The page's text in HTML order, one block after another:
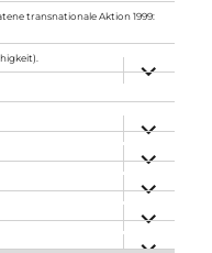
transnationale Aktion 1999:
anzeigen
anzeigen
anzeigen
anzeigen
anzeigen